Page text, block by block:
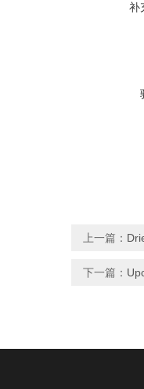
补
上一篇：
下一篇：